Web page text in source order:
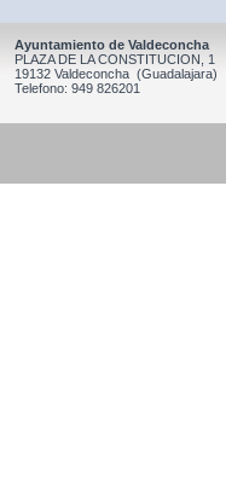
Ayuntamiento de Valdeconcha
PLAZA DE LA CONSTITUCION, 1
19132 Valdeconcha (Guadalajara)
Telefono: 949 826201